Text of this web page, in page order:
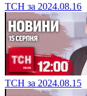
ТСН за 2024.08.16
ТСН за 2024.08.15